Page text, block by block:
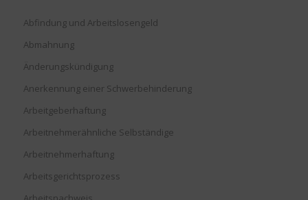
Abfindung und Arbeitslosengeld
Abmahnung
Änderungskündigung
Anerkennung einer Schwerbehinderung
Arbeitgeberhaftung
Arbeitnehmerähnliche Selbständige
Arbeitnehmerhaftung
Arbeitsgerichtsprozess